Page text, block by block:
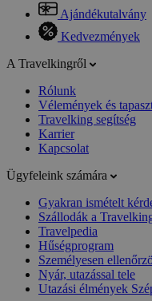
Ajándékutalvány
Kedvezmények
A Travelkingről
Rólunk
Vélemények és
Travelking segítség
Karrier
Kapcsolat
Ügyfeleink számára
Gyakran ismételt
Szállodák a
Travelpedia
Hűségprogram
Személyesen
Nyár, utazással tele
Utazási élmények